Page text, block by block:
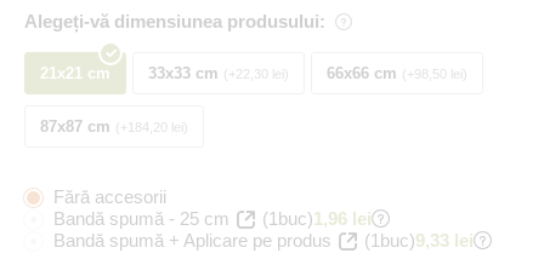
Alegeți-vă dimensiunea produsului:
21x21 cm 33x33 cm +22,30 lei 66x66 cm +98,50 lei
87x87 cm +184,20 lei
Fără accesorii
Bandă spumă - 25 cm
(1buc)1,96 lei
Bandă spumă + Aplicare pe produs
(1buc)9,33 lei